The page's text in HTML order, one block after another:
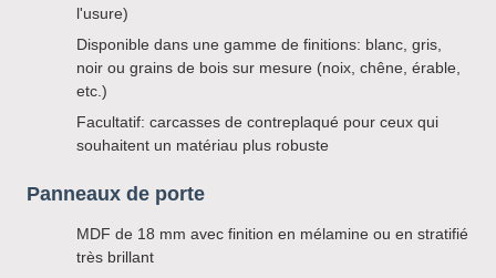
l'usure)
Disponible dans une gamme de finitions: blanc, gris,
noir ou grains de bois sur mesure (noix, chêne, érable,
etc.)
Facultatif: carcasses de contreplaqué pour ceux qui
souhaitent un matériau plus robuste
Panneaux de porte
MDF de 18 mm avec finition en mélamine ou en stratifié
très brillant